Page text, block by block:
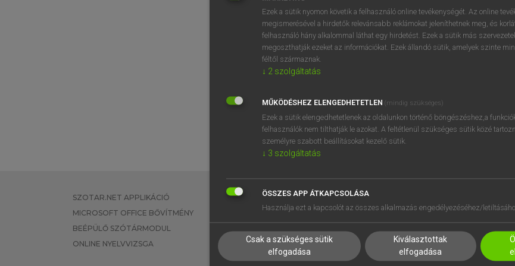
BELÉPÉS
próbaverziójának
regisztrálok és
SZOTAR.NET APPLIKÁCIÓ
MICROSOFT OFFICE BŐVÍTMÉNY
BEÉPÜLŐ SZÓTÁRMODUL
ONLINE NYELVVIZSGA
EGYÉNI FELHASZNÁLÓKNAK
TANULÓKNAK
VÁLLALATI MEGOLDÁSOK
SÚGÓ
RÓLUNK
SÜTI BEÁLLÍTÁSOK
Ezek a sütik nyomon követik a felhasználó online tevékenységét. Az online
megismerésével a hirdetők relevánsabb reklámokat jeleníthetnek meg, és
felhasználó hány alkalommal láthat egy hirdetést. Ezek a sütik más
megoszthatják ezeket az információkat. Ezek állandó sütik, amelyek szinte
féltől származnak.
↓ 2 szolgáltatás
MŰKÖDÉSHEZ ELENGEDHETETLEN (mindig szükséges)
Ezek a sütik elengedhetetlenek az oldalunkon történő böngészéshez,a
felhasználók nem tilthatják le azokat. A feltétlenül szükséges sütik közé
személyre szabott beállításokat kezelő sütik.
↓ 3 szolgáltatás
ÖSSZES APP ÁTKAPCSOLÁSA
Használja ezt a kapcsolót az összes alkalmazás engedélyezéséhez/
Csak a szükséges sütik
elfogadása
Kiválasztottak
elfogadása